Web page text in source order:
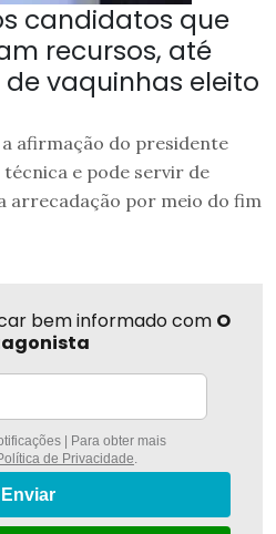
candidatos que
recursos, até
vaquinhas eleito
afirmação do presidente
e pode servir de
arrecadação por meio do fim
bem informado com O
| Para obter mais
de Privacidade.
Enviar